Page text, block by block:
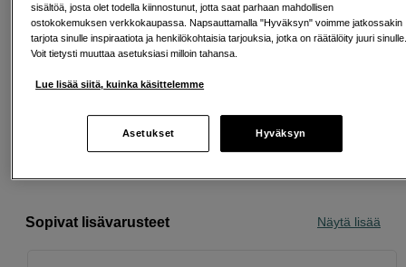
Henkilökohtaista palvelua
Sopivat lisävarusteet Näytä lisää
sisältöä, josta olet todella kiinnostunut, jotta saat parhaan mahdollisen
ostokokemuksen verkkokaupassa. Napsauttamalla "Hyväksyn" voimme jatkossakin
tarjota sinulle inspiraatiota ja henkilökohtaisia tarjouksia, jotka on räätälöity juuri
Voit tietysti muuttaa asetuksiasi milloin tahansa.
Lue lisää siitä, kuinka käsittelemme
Asetukset Hyväksyn